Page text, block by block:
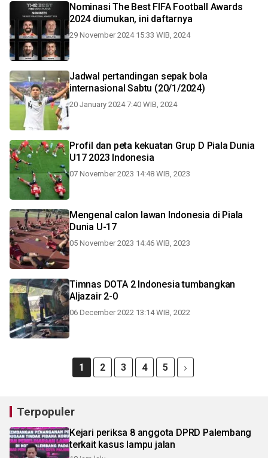
Nominasi The Best FIFA Football Awards
2024 diumukan, ini daftarnya
29 November 2024 15:33 WIB, 2024
Jadwal pertandingan sepak bola
internasional Sabtu (20/1/2024)
20 January 2024 7:40 WIB, 2024
Profil dan peta kekuatan Grup D Piala Dunia
U17 2023 Indonesia
07 November 2023 14:48 WIB, 2023
Mengenal calon lawan Indonesia di Piala
Dunia U-17
05 November 2023 14:46 WIB, 2023
Timnas DOTA 2 Indonesia tumbangkan
Aljazair 2-0
06 December 2022 13:14 WIB, 2022
1 2 3 4 5
Terpopuler
Kejari periksa 8 anggota DPRD Palembang
terkait kasus lampu jalan